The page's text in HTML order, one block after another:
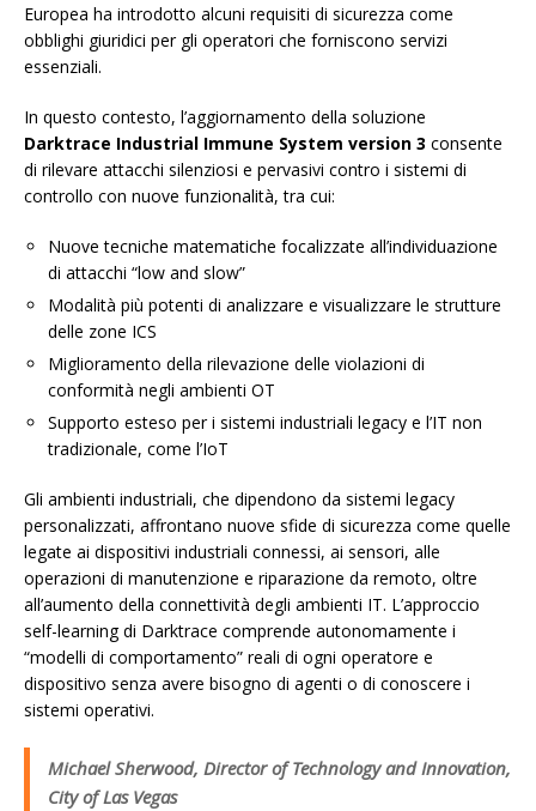
Europea ha introdotto alcuni requisiti di sicurezza come
obblighi giuridici per gli operatori che forniscono servizi
essenziali.
In questo contesto, l’aggiornamento della soluzione
Darktrace Industrial Immune System version 3 consente
di rilevare attacchi silenziosi e pervasivi contro i sistemi di
controllo con nuove funzionalità, tra cui:
Nuove tecniche matematiche focalizzate all’individuazione
di attacchi “low and slow”
Modalità più potenti di analizzare e visualizzare le strutture
delle zone ICS
Miglioramento della rilevazione delle violazioni di
conformità negli ambienti OT
Supporto esteso per i sistemi industriali legacy e l’IT non
tradizionale, come l’IoT
Gli ambienti industriali, che dipendono da sistemi legacy
personalizzati, affrontano nuove sfide di sicurezza come quelle
legate ai dispositivi industriali connessi, ai sensori, alle
operazioni di manutenzione e riparazione da remoto, oltre
all’aumento della connettività degli ambienti IT. L’approccio
self-learning di Darktrace comprende autonomamente i
“modelli di comportamento” reali di ogni operatore e
dispositivo senza avere bisogno di agenti o di conoscere i
sistemi operativi.
Michael Sherwood, Director of Technology and Innovation,
City of Las Vegas